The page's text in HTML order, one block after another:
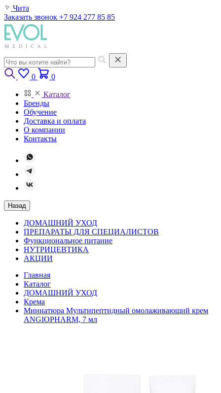
Чита
Заказать звонок +7 924 277 85 85
0 0
Каталог
Бренды
Обучение
Доставка и оплата
О компании
Контакты
Назад
ДОМАШНИЙ УХОД
ПРЕПАРАТЫ ДЛЯ СПЕЦИАЛИСТОВ
Функциональное питание
НУТРИЦЕВТИКА
АКЦИИ
Главная
Каталог
ДОМАШНИЙ УХОД
Крема
Миниатюра Мультипептидный омолаживающий крем
ANGIOPHARM, 7 мл